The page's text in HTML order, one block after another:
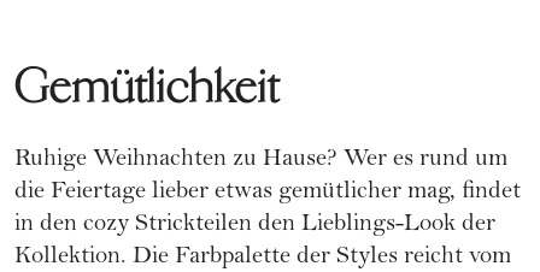
Gemütlichkeit
Ruhige Weihnachten zu Hause? Wer es rund um
die Feiertage lieber etwas gemütlicher mag, findet
in den cozy Strickteilen den Lieblings-Look der
Kollektion. Die Farbpalette der Styles reicht vom